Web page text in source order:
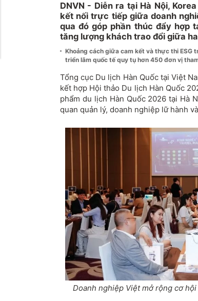
DNVN - Diễn ra tại Hà Nội,
kết nối trực tiếp giữa doanh
qua đó góp phần thúc đẩy hợp
tăng lượng khách trao đổi giữa
Khoảng cách giữa cam kết và thực thi ESG
triển lãm quốc tế quy tụ hơn 450 đơn vị
Tổng cục Du lịch Hàn Quốc tại Việt
kết hợp Hội thảo Du lịch Hàn Quốc
phẩm du lịch Hàn Quốc 2026tại Hà
quan quản lý, doanh nghiệp lữ hành
Doanh nghiệp Việt mở rộng cơ